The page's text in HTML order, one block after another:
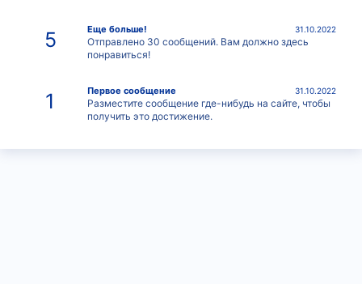
5 31.10.2022
Еще больше!
Отправлено 30 сообщений. Вам должно здесь
понравиться!
1 31.10.2022
Первое сообщение
Разместите сообщение где-нибудь на сайте, чтобы
получить это достижение.